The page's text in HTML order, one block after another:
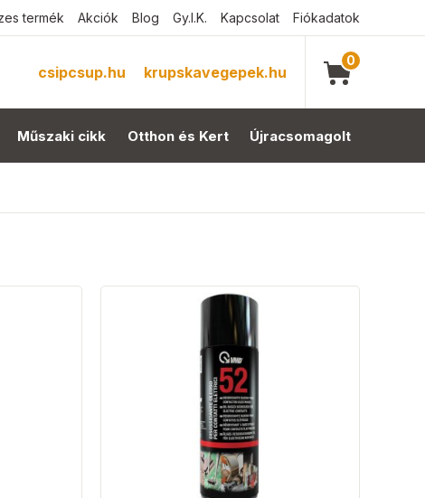
termék Akciók Blog Gy.I.K. Kapcsolat Fiókadatok
csipcsup.hu krupskavegepek.hu
0
Műszaki cikk Otthon és Kert Újracsomagolt